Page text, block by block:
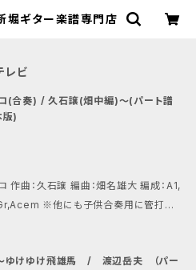
堀ギター楽譜専門店
レビ
ロ(合奏) / 久石譲(畑中編)～(パート譜
版)
作曲：久石譲 編曲：畑名雄大 編成：A1,
供合奏用に管打楽
〜ゆけゆけ飛雄馬 / 渡辺岳夫 （パー